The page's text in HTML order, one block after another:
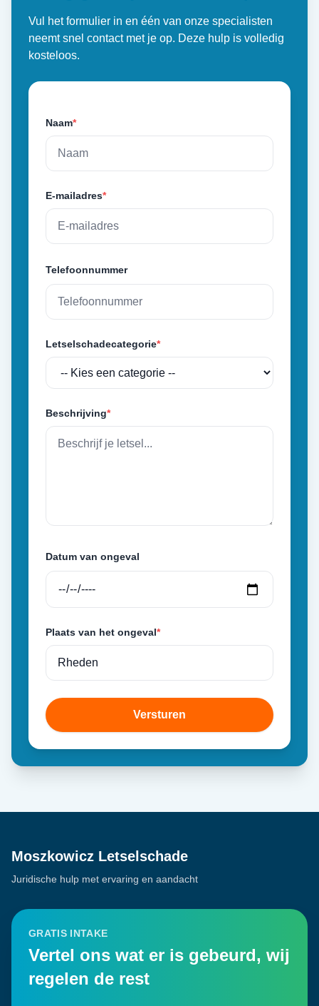
Vul het formulier in en één van onze specialisten
neemt snel contact met je op. Deze hulp is volledig
kosteloos.
Naam*
E-mailadres*
Telefoonnummer
Letselschadecategorie*
Beschrijving*
Datum van ongeval
Plaats van het ongeval*
Versturen
Moszkowicz Letselschade
Juridische hulp met ervaring en aandacht
GRATIS INTAKE
Vertel ons wat er is gebeurd, wij
regelen de rest